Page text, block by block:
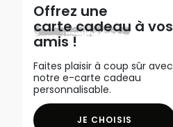
Offrez une
carte cadeau à vos
amis !
Faites plaisir à coup sûr avec
notre e-carte cadeau
personnalisable.
JE CHOISIS